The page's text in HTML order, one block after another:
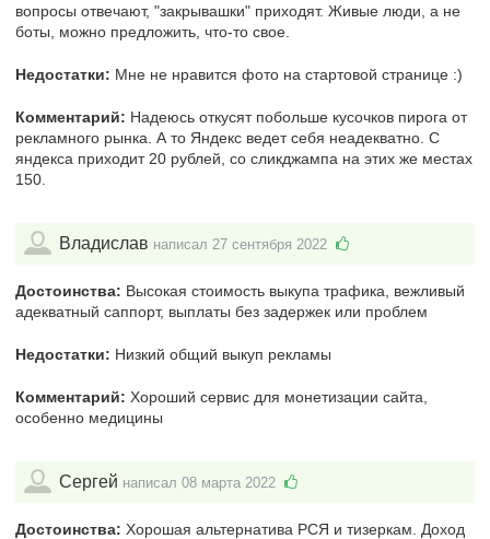
вопросы отвечают, "закрывашки" приходят. Живые люди, а не
боты, можно предложить, что-то свое.
Недостатки: Мне не нравится фото на стартовой странице :)
Комментарий: Надеюсь откусят побольше кусочков пирога от
рекламного рынка. А то Яндекс ведет себя неадекватно. С
яндекса приходит 20 рублей, со сликджампа на этих же местах
150.
Владислав написал 27 сентября 2022
Достоинства: Высокая стоимость выкупа трафика, вежливый
адекватный саппорт, выплаты без задержек или проблем
Недостатки: Низкий общий выкуп рекламы
Комментарий: Хороший сервис для монетизации сайта,
особенно медицины
Сергей написал 08 марта 2022
Достоинства: Хорошая альтернатива РСЯ и тизеркам. Доход